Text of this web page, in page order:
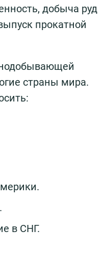
добыча руд
прокатной
страны мира.
в СНГ.